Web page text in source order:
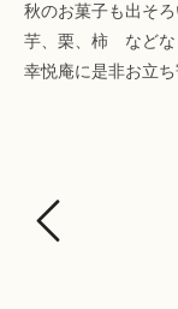
秋のお菓子も出そ
芋、栗、柿 などな
幸悦庵に是非お立